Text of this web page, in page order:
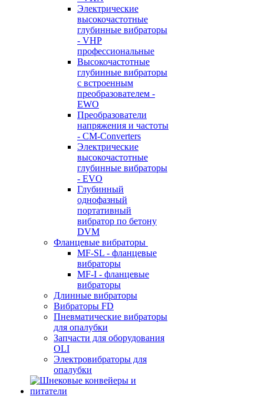
Электрические
высокочастотные
глубинные вибраторы
- VHP
профессиональные
Высокочастотные
глубинные вибраторы
с встроенным
преобразователем -
EWO
Преобразователи
напряжения и частоты
- CM-Converters
Электрические
высокочастотные
глубинные вибраторы
- EVO
Глубинный
однофазный
портативный
вибратор по бетону
DVM
Фланцевые вибраторы
MF-SL - фланцевые
вибраторы
MF-I - фланцевые
вибраторы
Длинные вибраторы
Вибраторы FD
Пневматические вибраторы
для опалубки
Запчасти для оборудования
OLI
Электровибраторы для
опалубки